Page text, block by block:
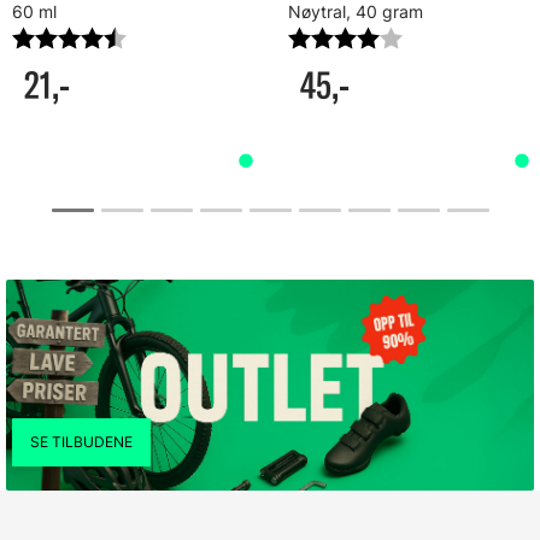
60 ml
21,-
Karakter:
Nøytral, 40 gram
45,-
Karakter: